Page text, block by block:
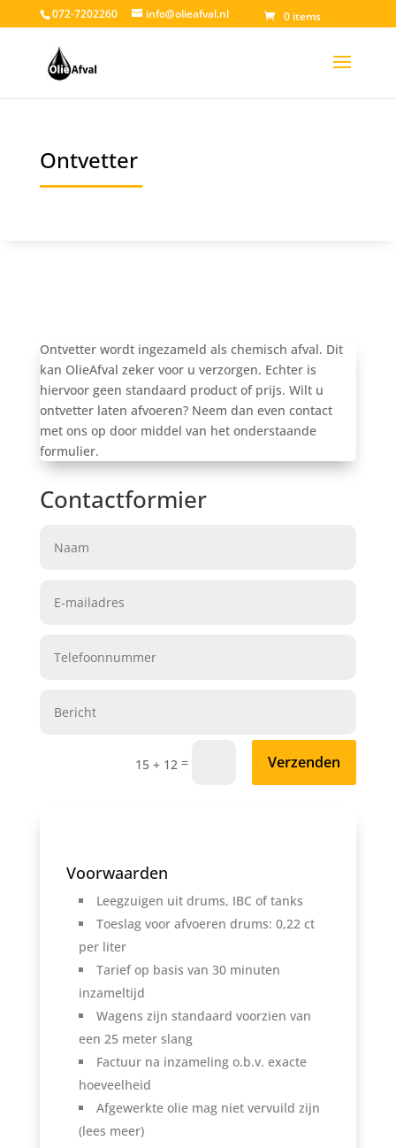
072-7202260 info@olieafval.nl 0 items
Ontvetter
Ontvetter wordt ingezameld als chemisch afval. Dit
kan OlieAfval zeker voor u verzorgen. Echter is
hiervoor geen standaard product of prijs. Wilt u
ontvetter laten afvoeren? Neem dan even contact
met ons op door middel van het onderstaande
formulier.
Contactformier
15 + 12 = Verzenden
Voorwaarden
Leegzuigen uit drums, IBC of tanks
Toeslag voor afvoeren drums: 0,22 ct
per liter
Tarief op basis van 30 minuten
inzameltijd
Wagens zijn standaard voorzien van
een 25 meter slang
Factuur na inzameling o.b.v. exacte
hoeveelheid
Afgewerkte olie mag niet vervuild zijn
(lees meer)